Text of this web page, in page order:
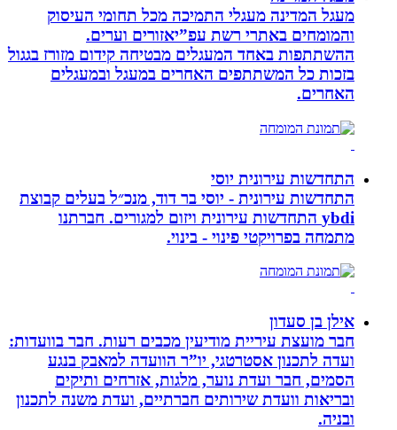
מעגל המדינה מעגלי התמיכה מכל תחומי העיסוק
והמומחים באתרי רשת עפ”יאזורים וערים.
ההשתתפות באחד המעגלים מבטיחה קידום מזורז בגגול
בזכות כל המשתתפים האחרים במעגל ובמעגלים
האחרים.
התחדשות עירונית יוסי
התחדשות עירונית - יוסי בר דוד, מנכ״ל בעלים קבוצת
ybdi התחדשות עירונית ויזום למגורים. חברתנו
מתמחה בפרויקטי פינוי - בינוי.
אילן בן סעדון
חבר מועצת עיריית מודיעין מכבים רעות. חבר בוועדות:
ועדה לתכנון אסטרטגי, יו”ר הוועדה למאבק בנגע
הסמים, חבר ועדת נוער, מלגות, אזרחים ותיקים
ובריאות וועדת שירותים חברתיים, ועדת משנה לתכנון
ובניה.